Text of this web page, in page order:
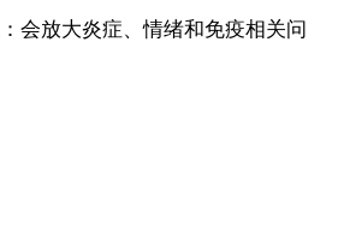
：会放大炎症、情绪和免疫相关问